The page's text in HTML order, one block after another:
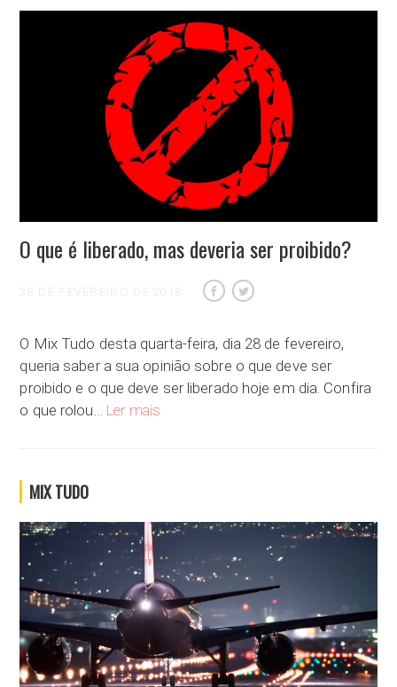
O que é liberado, mas deveria ser proibido?
28 DE FEVEREIRO DE 2018
O Mix Tudo desta quarta-feira, dia 28 de fevereiro,
queria saber a sua opinião sobre o que deve ser
proibido e o que deve ser liberado hoje em dia. Confira
o que rolou… Ler mais
MIX TUDO